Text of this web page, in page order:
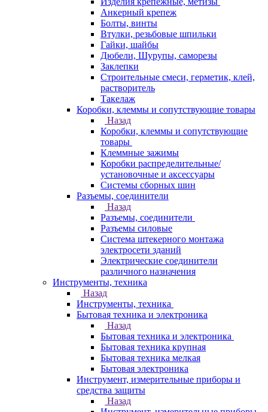
Анкерный крепеж
Болты, винты
Втулки, резьбовые шпильки
Гайки, шайбы
Дюбели, Шурупы, саморезы
Заклепки
Строительные смеси, герметик, клей,
растворитель
Такелаж
Коробки, клеммы и сопутствующие товары
Назад
Коробки, клеммы и сопутствующие
товары
Клеммные зажимы
Коробки распределительные/
установочные и аксессуары
Системы сборных шин
Разъемы, соединители
Назад
Разъемы, соединители
Разъемы силовые
Система штекерного монтажа
электросети зданий
Электрические соединители
различного назначения
Инструменты, техника
Назад
Инструменты, техника
Бытовая техника и электроника
Назад
Бытовая техника и электроника
Бытовая техника крупная
Бытовая техника мелкая
Бытовая электроника
Инструмент, измерительные приборы и
средства защиты
Назад